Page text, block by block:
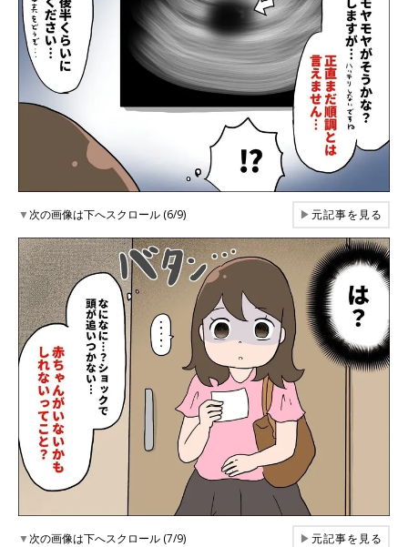
▼次の画像は下へスクロール (6/9) ▶元記事を見る
▼次の画像は下へスクロール (7/9) ▶元記事を見る